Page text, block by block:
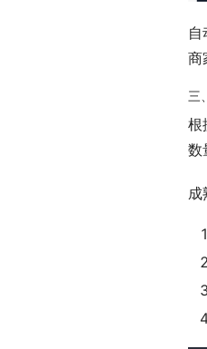
商
三
根
数
成